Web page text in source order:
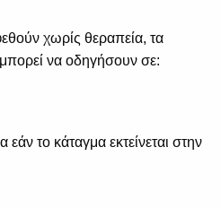
χωρίς θεραπεία, τα
να οδηγήσουν σε:
εάν το κάταγμα εκτείνεται στην